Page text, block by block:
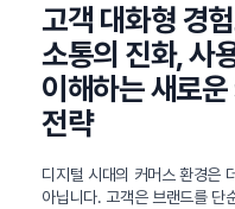
고객 대화형 경
소통의 진화, 사
이해하는 새로
전략
디지털 시대의 커머스 환경은
아닙니다. 고객은 브랜드를 단